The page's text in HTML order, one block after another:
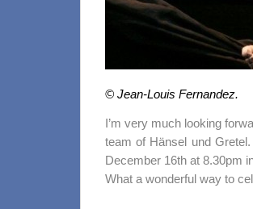
© Jean-Louis Fernandez.
I’m very much looking
team of Hänsel und
December 16th at 8.30pm
What a wonderful way to